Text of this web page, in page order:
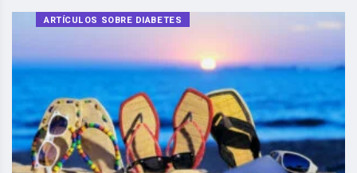
ARTÍCULOS SOBRE DIABETES